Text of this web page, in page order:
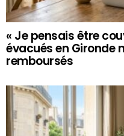
« Je pensais être
évacués en Gironde
remboursés